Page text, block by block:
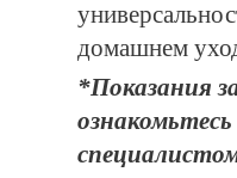
домашнем
*Показания